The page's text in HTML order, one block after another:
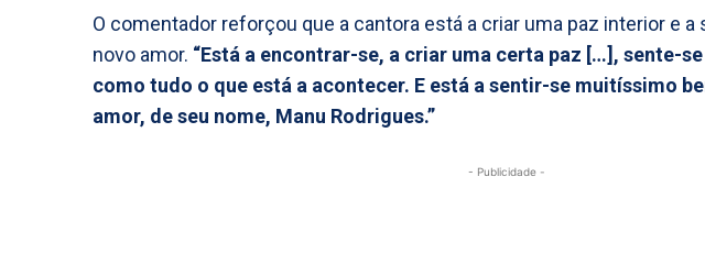
O comentador reforçou que a cantora está a criar uma paz interior e
novo amor. “Está a encontrar-se, a criar uma certa paz […], sente-
como tudo o que está a acontecer. E está a sentir-se muitíssimo
amor, de seu nome, Manu Rodrigues.”
- Publicidade -